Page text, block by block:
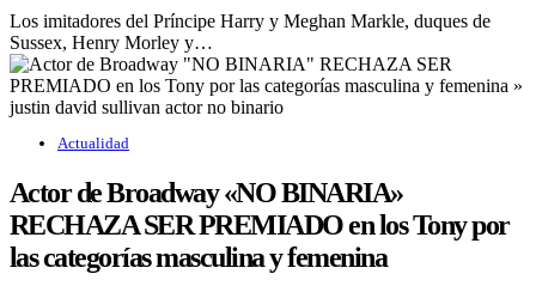
Los imitadores del Príncipe Harry y Meghan Markle, duques de
Sussex, Henry Morley y…
Actualidad
Actor de Broadway «NO BINARIA»
RECHAZA SER PREMIADO en los Tony por
las categorías masculina y femenina